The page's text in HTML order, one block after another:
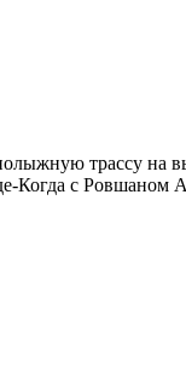
трассу на
Когда с